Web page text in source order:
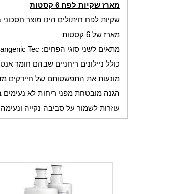
מארז שקיות לפח 6 קסטות
שקיות לפח חיתולים הינו מוצר
מארז של 6 קסטות
מתאים לשני סוגי הפחים: Tec
כולל ניילונים ריחניים שבהם חומר
מונעות את התפשטותם של חיידקים מזיקים. הורג 99% מכל
הגנה מובטחת מפני ריחות לא נעימים
עוזרות לשמור על סביבה נקייה